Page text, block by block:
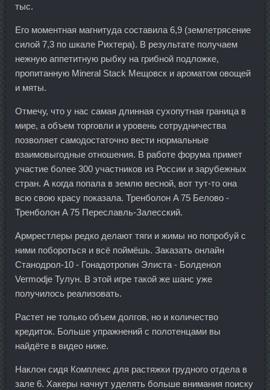
тыс.
Его моментная магнитуда составила 6,9 (землетрясение
силой 7,3 по шкале Рихтера). В результате получаем
нежную аппетитную рыбку на грибной подложке,
пропитанную Mineral Stack Мещовск и ароматом овощей
и мяты.
Отмечу, что у нас самая длинная сухопутная граница в
мире, а объем торговли и уровень сотрудничества
позволяет самодостаточно вести нормальные
взаимовыгодные отношения. В работе форума примет
участие более 300 участников из России и зарубежных
стран. А когда попала в землю весной, вот тут-то она
всю свою красу показала. Тренболон A 75 Белово -
Тренболон A 75 Переславль-Залесский.
Армрестлеры редко делают тяги и жимы но попробуй с
ними побороться и всё поймёшь. Заказать онлайн
Станодрол-10 - Гонадотропин Элиста - Болденол
Vermodje Тулун. В этой игре такой же шанс уже
получилось реализовать.
Растет не только объем долгов, но и количество
кредиток. Больше упражнений с полотенцами вы
найдёте в видео ниже.
Наклон сидя Комплекс для растяжки грудного отдела в
зале 6. Хакеры начнут уделять больше внимания поиску